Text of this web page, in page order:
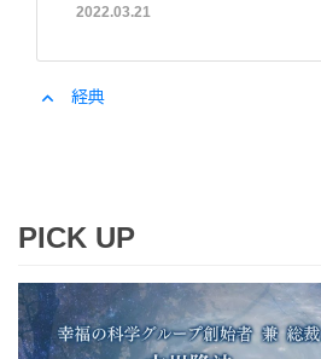
2022.03.21
expand_less 経典
PICK UP